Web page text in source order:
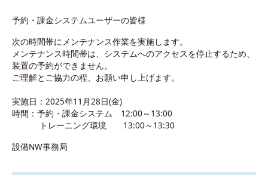
予約・課金システムユーザーの皆様
次の時間帯にメンテナンス作業を実施します。
メンテナンス時間帯は、システムへのアクセスを停止するため、
装置の予約ができません。
ご理解とご協力の程、お願い申し上げます。
実施日：2025年11月28日(金)
時間：予約・課金システム 12:00～13:00
トレーニング環境 13:00～13:30
設備NW事務局